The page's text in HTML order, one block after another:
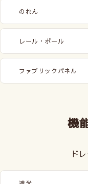
のれん
レール・ポール
ファブリックパネル
機
ド